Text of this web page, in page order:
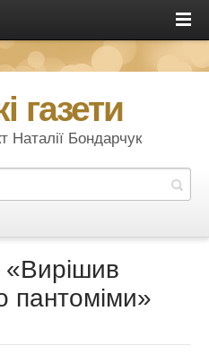
газети
Наталії Бондарчук
«Вирішив
пантоміми»